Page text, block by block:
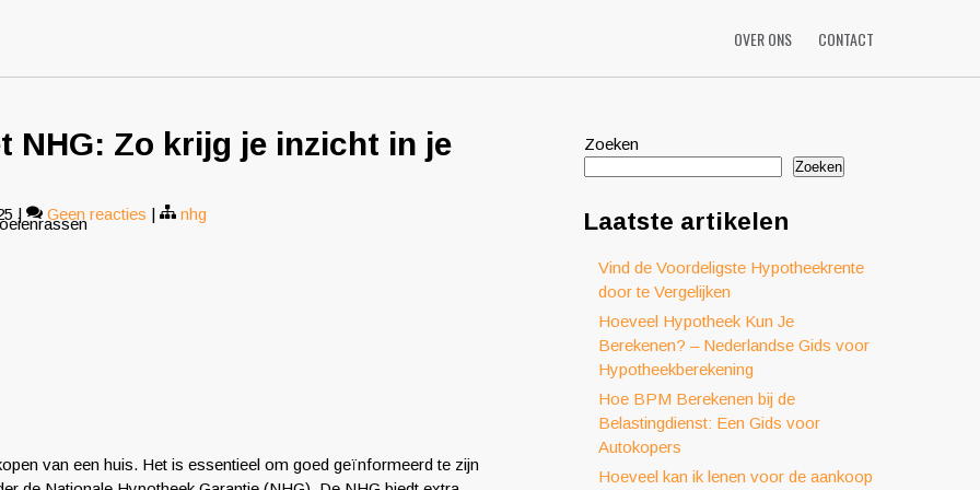
OVER ONS CONTACT
NHG: Zo krijg je inzicht in je
| Geen reacties | nhg
van een huis. Het is essentieel om goed geïnformeerd te zijn
Zoeken
Zoeken
Laatste artikelen
Vind de Voordeligste Hypotheekrente
door te Vergelijken
Hoeveel Hypotheek Kun Je
Berekenen? – Nederlandse Gids voor
Hypotheekberekening
Hoe BPM Berekenen bij de
Belastingdienst: Een Gids voor
Autokopers
Hoeveel kan ik lenen voor de aankoop